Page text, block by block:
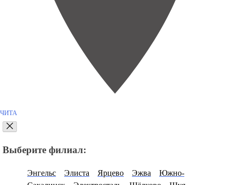
ЧИТА
Выберите филиал:
Энгельс Элиста Ярцево Эжва
Южно-